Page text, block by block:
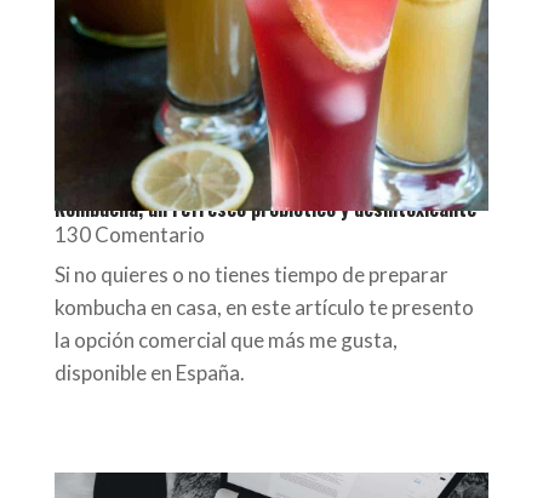
Kombucha, un refresco probiótico y desintoxicante
130 Comentario
Si no quieres o no tienes tiempo de preparar
kombucha en casa, en este artículo te presento
la opción comercial que más me gusta,
disponible en España.